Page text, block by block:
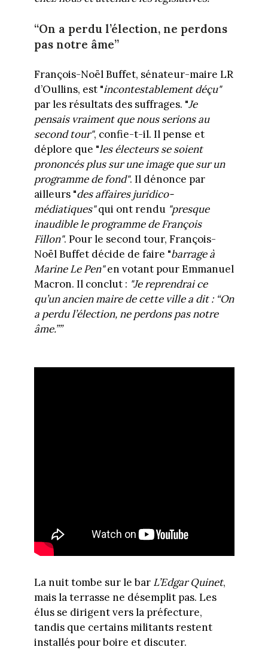
“On a perdu l’élection, ne perdons
pas notre âme”
François-Noël Buffet, sénateur-maire LR
d’Oullins, est "incontestablement déçu"
par les résultats des suffrages. "Je
pensais vraiment que nous serions au
second tour", confie-t-il. Il pense et
déplore que "les électeurs se soient
prononcés plus sur une image que sur un
programme de fond". Il dénonce par
ailleurs "des affaires juridico-
médiatiques"qui ont rendu"presque
inaudible le programme de François
Fillon". Pour le second tour, François-
Noël Buffet décide de faire "barrage à
Marine Le Pen"en votant pour Emmanuel
Macron. Il conclut : "Je reprendrai ce
qu’un ancien maire de cette ville a dit : “On
a perdu l’élection, ne perdons pas notre
âme.””
La nuit tombe sur le bar L’Edgar Quinet,
mais la terrasse ne désemplit pas. Les
élus se dirigent vers la préfecture,
tandis que certains militants restent
installés pour boire et discuter.